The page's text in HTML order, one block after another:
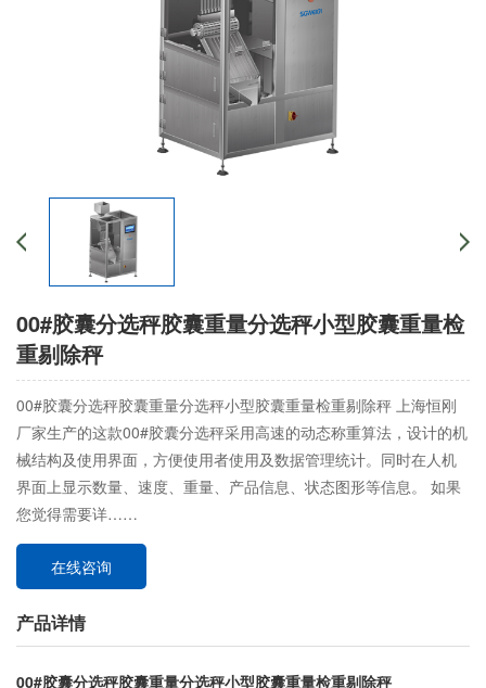
00#胶囊分选秤胶囊重量分选秤小型胶囊重量检
重剔除秤
00#胶囊分选秤胶囊重量分选秤小型胶囊重量检重剔除秤 上海恒刚
厂家生产的这款00#胶囊分选秤采用高速的动态称重算法，设计的机
械结构及使用界面，方便使用者使用及数据管理统计。同时在人机
界面上显示数量、速度、重量、产品信息、状态图形等信息。 如果
您觉得需要详……
在线咨询
产品详情
00#胶囊分选秤胶囊重量分选秤小型胶囊重量检重剔除秤